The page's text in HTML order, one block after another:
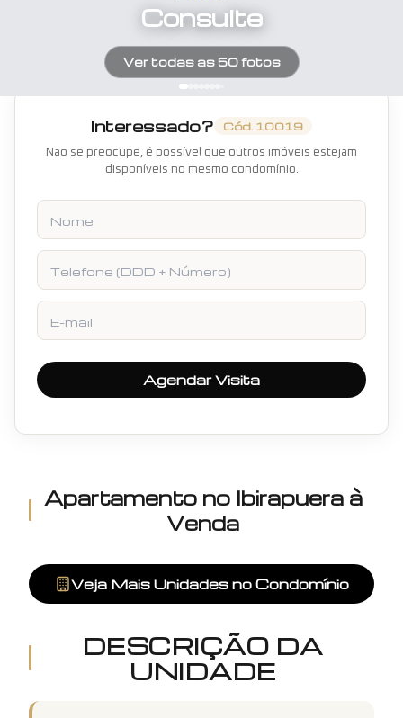
Consulte
Ver todas as 50fotos
Apartamento no Ibirapuera à
Venda
Veja Mais Unidades no Condomínio
DESCRIÇÃO DA
UNIDADE
Interessado? Cód. 10019
Não se preocupe, é possível que outros imóveis estejam
disponíveis no mesmo condomínio.
Nome
Telefone
E-mail
Agendar Visita